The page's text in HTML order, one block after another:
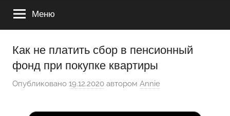
Меню
Как не платить сбор в пенсионный
фонд при покупке квартиры
Опубликовано 19.12.2020 автором Annie